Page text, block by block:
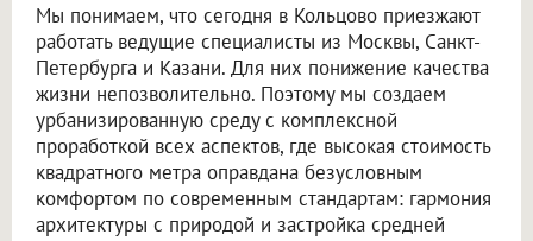
Мы понимаем, что сегодня в Кольцово приезжают
работать ведущие специалисты из Москвы, Санкт-
Петербурга и Казани. Для них понижение качества
жизни непозволительно. Поэтому мы создаем
урбанизированную среду с комплексной
проработкой всех аспектов, где высокая стоимость
квадратного метра оправдана безусловным
комфортом по современным стандартам: гармония
архитектуры с природой и застройка средней